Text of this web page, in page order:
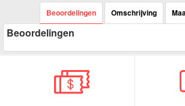
Beoordelingen Omschrijving
Beoordelingen